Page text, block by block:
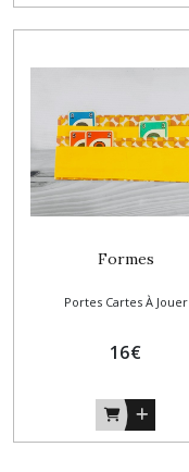
Formes
Portes Cartes À Jouer
16€